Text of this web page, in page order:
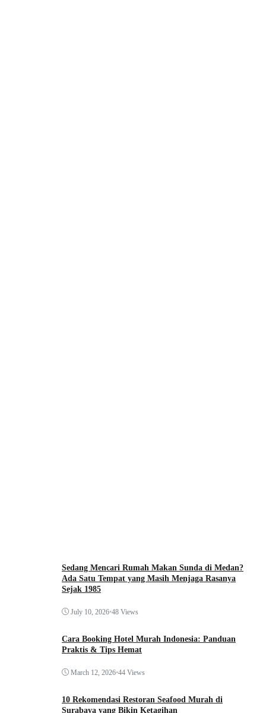
Sedang Mencari Rumah Makan Sunda di Medan?
Ada Satu Tempat yang Masih Menjaga Rasanya
Sejak 1985
July 10, 2026•48 Views
Cara Booking Hotel Murah Indonesia: Panduan
Praktis & Tips Hemat
March 12, 2026•44 Views
10 Rekomendasi Restoran Seafood Murah di
Surabaya yang Bikin Ketagihan